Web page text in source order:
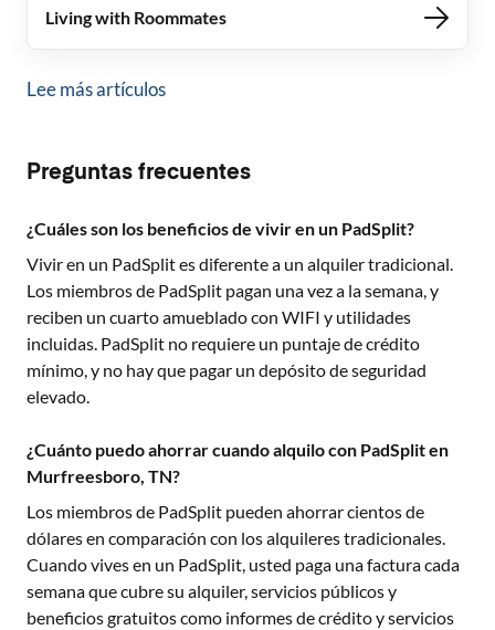
Living with Roommates
Lee más artículos
Preguntas frecuentes
¿Cuáles son los beneficios de vivir en un PadSplit?
Vivir en un PadSplit es diferente a un alquiler tradicional.
Los miembros de PadSplit pagan una vez a la semana, y
reciben un cuarto amueblado con WIFI y utilidades
incluidas. PadSplit no requiere un puntaje de crédito
mínimo, y no hay que pagar un depósito de seguridad
elevado.
¿Cuánto puedo ahorrar cuando alquilo con PadSplit en
Murfreesboro, TN?
Los miembros de PadSplit pueden ahorrar cientos de
dólares en comparación con los alquileres tradicionales.
Cuando vives en un PadSplit, usted paga una factura cada
semana que cubre su alquiler, servicios públicos y
beneficios gratuitos como informes de crédito y servicios